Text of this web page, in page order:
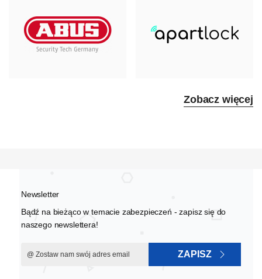
Zobacz więcej
Newsletter
Bądź na bieżąco w temacie zabezpieczeń - zapisz się do
naszego newslettera!
ZAPISZ